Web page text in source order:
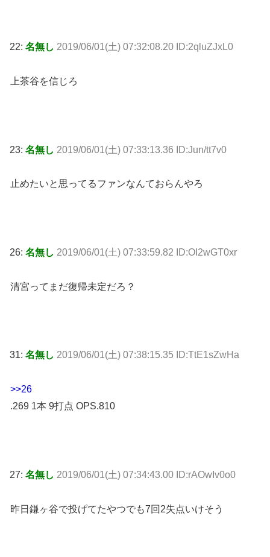
22: 名無し 2019/06/01(土) 07:32:08.20 ID:2qluZJxL0
上茶谷を信じろ
23: 名無し 2019/06/01(土) 07:33:13.36 ID:Jun/tt7v0
止めたいと思ってるファンなんておらんやろ
26: 名無し 2019/06/01(土) 07:33:59.82 ID:OI2wGT0xr
清宮ってまだ復帰未定だろ？
31: 名無し 2019/06/01(土) 07:38:15.35 ID:TtE1sZwHa
>>26
.269 1本 9打点 OPS.810
27: 名無し 2019/06/01(土) 07:34:43.00 ID:rAOwIv0o0
昨日鎌ヶ谷で投げてたやつでも7回2失点いけそう